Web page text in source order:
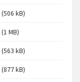
(506 kB)
(1 MB)
(563 kB)
(877 kB)